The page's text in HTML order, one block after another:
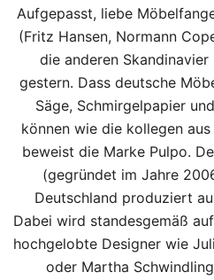
Aufgepasst, liebe
(Fritz Hansen, Normann
die anderen Skandinavier
gestern. Dass deutsche
Säge, Schmirgelpapier
können wie die kollegen aus
beweist die Marke Pulpo.
(gegründet im Jahre
Deutschland produziert
Dabei wird standesgemäß
hochgelobte Designer wie
oder Martha